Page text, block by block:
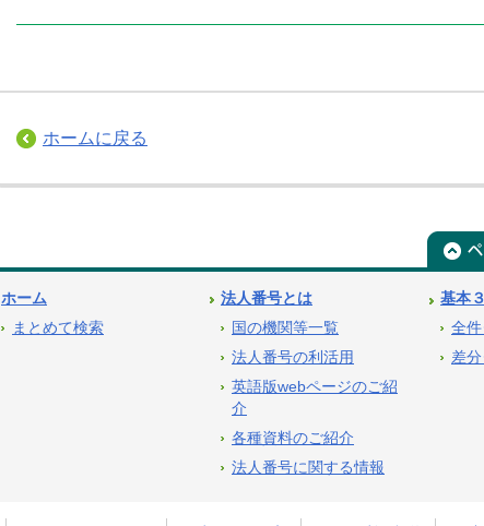
ホームに戻る
ホーム
まとめて検索
法人番号とは
国の機関等一覧
法人番号の利活用
英語版webページのご紹
介
各種資料のご紹介
法人番号に関する情報
基本
全
差